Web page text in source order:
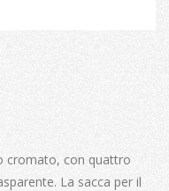
cromato, con quattro
La sacca per il